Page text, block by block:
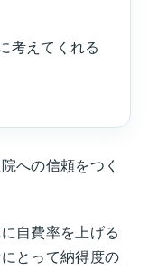
考えてくれる
への信頼をつく
自費率を上げる
とって納得度の